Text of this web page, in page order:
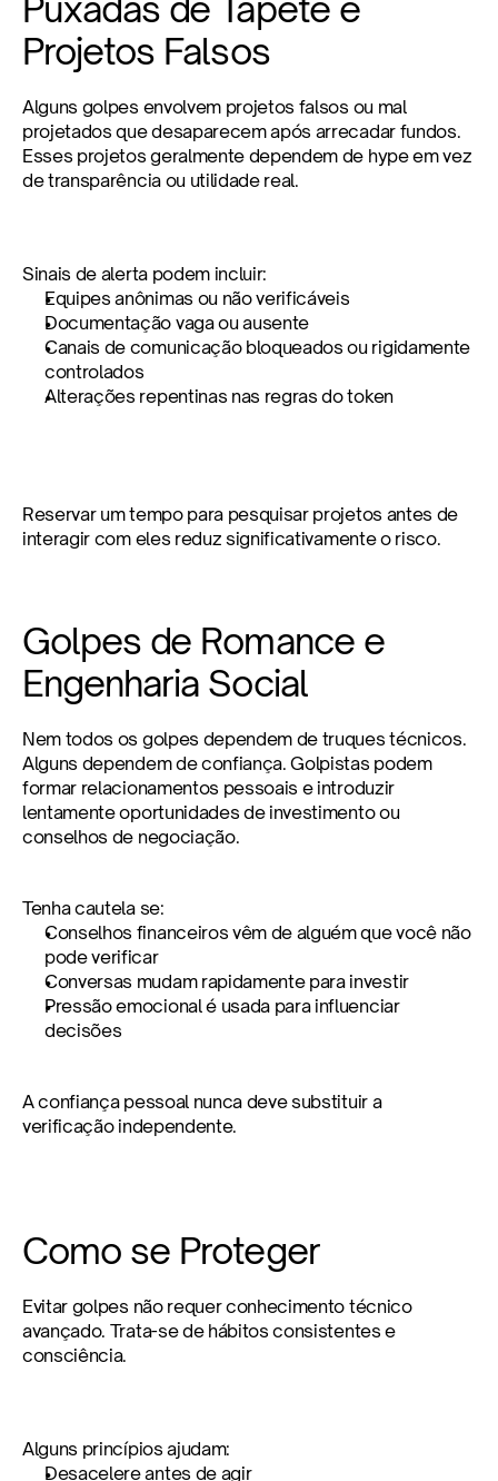
Puxadas de Tapete e
Projetos Falsos
Alguns golpes envolvem projetos falsos ou mal
projetados que desaparecem após arrecadar fundos.
Esses projetos geralmente dependem de hype em vez
de transparência ou utilidade real.
Sinais de alerta podem incluir:
Equipes anônimas ou não verificáveis
Documentação vaga ou ausente
Canais de comunicação bloqueados ou rigidamente
controlados
Alterações repentinas nas regras do token
Reservar um tempo para pesquisar projetos antes de
interagir com eles reduz significativamente o risco.
Golpes de Romance e
Engenharia Social
Nem todos os golpes dependem de truques técnicos.
Alguns dependem de confiança. Golpistas podem
formar relacionamentos pessoais e introduzir
lentamente oportunidades de investimento ou
conselhos de negociação.
Tenha cautela se:
Conselhos financeiros vêm de alguém que você não
pode verificar
Conversas mudam rapidamente para investir
Pressão emocional é usada para influenciar
decisões
A confiança pessoal nunca deve substituir a
verificação independente.
Como se Proteger
Evitar golpes não requer conhecimento técnico
avançado. Trata-se de hábitos consistentes e
consciência.
Alguns princípios ajudam:
Desacelere antes de agir